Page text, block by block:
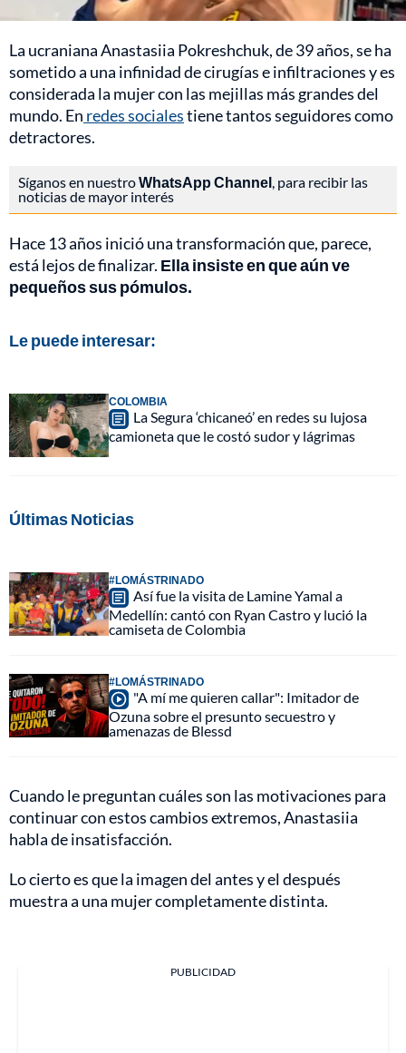
La ucraniana Anastasiia Pokreshchuk, de 39 años, se ha
sometido a una infinidad de cirugías e infiltraciones y es
considerada la mujer con las mejillas más grandes del
mundo. En redes socialestiene tantos seguidores como
detractores.
Síganos en nuestroWhatsApp Channel, para recibir las
noticias de mayor interés
Hace 13 años inició una transformación que, parece,
está lejos de finalizar. Ella insiste en que aún ve
pequeños sus pómulos.
Le puede interesar:
COLOMBIA
La Segura ‘chicaneó’ en redes su lujosa
camioneta que le costó sudor y lágrimas
Últimas Noticias
#LOMÁSTRINADO
Así fue la visita de Lamine Yamal a
Medellín: cantó con Ryan Castro y lució la
camiseta de Colombia
#LOMÁSTRINADO
"A mí me quieren callar": Imitador de
Ozuna sobre el presunto secuestro y
amenazas de Blessd
Cuando le preguntan cuáles son las motivaciones para
continuar con estos cambios extremos, Anastasiia
habla de insatisfacción.
Lo cierto es que la imagen del antes y el después
muestra a una mujer completamente distinta.
PUBLICIDAD